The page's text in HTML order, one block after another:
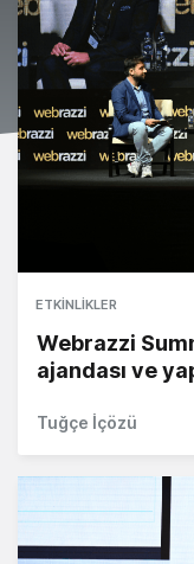
ETKINLIKLER
Webrazzi
ajandası ve
Tuğçe İçözü